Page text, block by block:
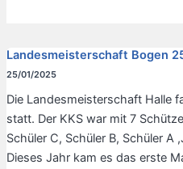
Landesmeisterschaft Bogen
25/01/2025
Die Landesmeisterschaft Halle
statt. Der KKS war mit 7
Schüler C, Schüler B, Schüler A
Dieses Jahr kam es das erste